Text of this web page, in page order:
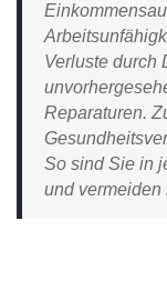
Verluste durch
Reparaturen.
So sind Sie in
und